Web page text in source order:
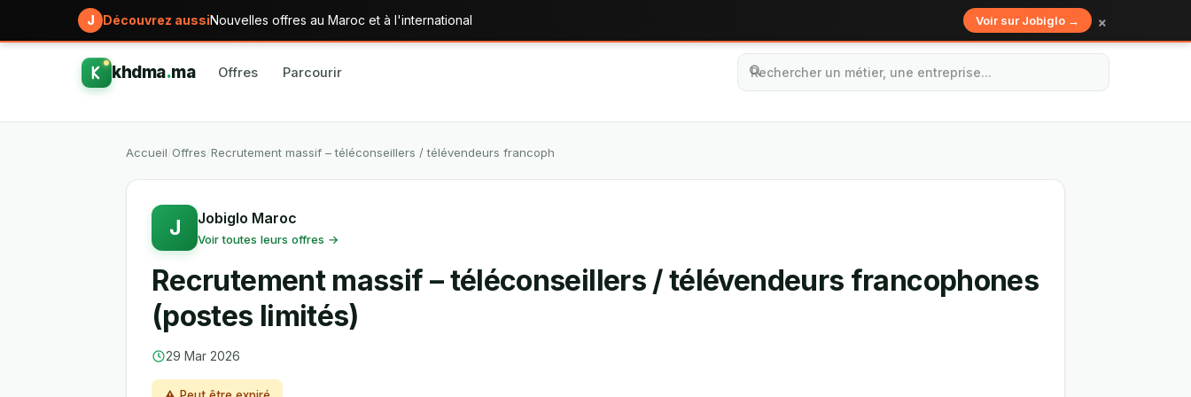
J Découvrez aussiNouvelles offres au Maroc et à l'international Voir sur Jobiglo → ×
khdma.ma Offres Parcourir
Accueil Offres Recrutement massif – téléconseillers / télévendeurs francoph
J Jobiglo Maroc
Voir toutes leurs offres →
Recrutement massif – téléconseillers / télévendeurs francophones
(postes limités)
29 Mar 2026